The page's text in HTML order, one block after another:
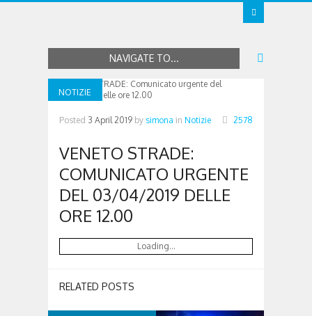
NAVIGATE TO...
NOTIZIE
Posted 3 April 2019 by simona in Notizie 2578
VENETO STRADE:
COMUNICATO URGENTE
DEL 03/04/2019 DELLE
ORE 12.00
Loading...
RELATED POSTS